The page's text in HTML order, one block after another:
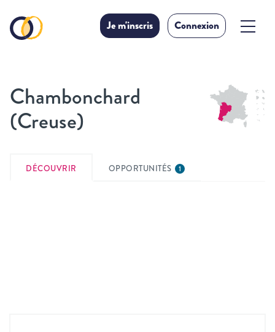
Je m'inscris Connexion
Chambonchard
(Creuse)
DÉCOUVRIR OPPORTUNITÉS 1